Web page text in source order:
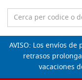
AVISO: Los envíos
retrasos
vacaciones